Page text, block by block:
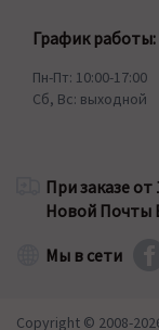
График работы:
Пн-Пт: 10:00-17:00
Сб, Вс: выходной
При заказе
Новой
Мы в сети
Copyright © 2008-